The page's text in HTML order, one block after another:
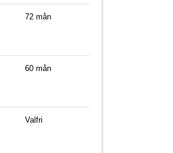
72 mån
60 mån
Valfri